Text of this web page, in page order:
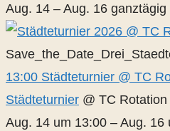
Aug. 14 – Aug. 16 ganztägig
13:00 Städteturnier @ TC
Städteturnier @ TC
Aug. 14 um 13:00 – Aug. 16